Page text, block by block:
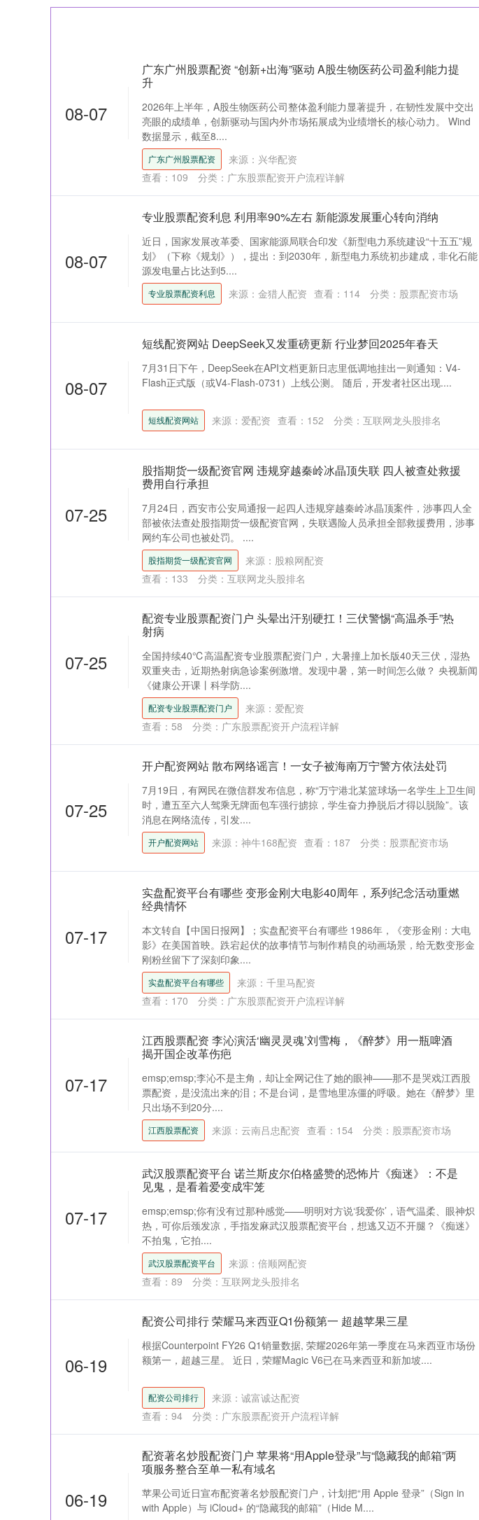
08-07
广东广州股票配资 “创新+出海”驱动 A股生物医药公司盈利能力提
升
2026年上半年，A股生物医药公司整体盈利能力显著提升，在韧性发展中交出
亮眼的成绩单，创新驱动与国内外市场拓展成为业绩增长的核心动力。 Wind
数据显示，截至8....
广东广州股票配资
来源：兴华配资
查看： 109 分类： 广东股票配资开户流程详解
08-07
专业股票配资利息 利用率90%左右 新能源发展重心转向消纳
近日，国家发展改革委、国家能源局联合印发《新型电力系统建设“十五五”规
划》（下称《规划》），提出：到2030年，新型电力系统初步建成，非化石能
源发电量占比达到5....
专业股票配资利息 来源：金猎人配资 查看： 114 分类： 股票配资市场
08-07
短线配资网站 DeepSeek又发重磅更新 行业梦回2025年春天
7月31日下午，DeepSeek在API文档更新日志里低调地挂出一则通知：V4-
Flash正式版（或V4-Flash-0731）上线公测。 随后，开发者社区出现....
短线配资网站 来源：爱配资 查看： 152 分类： 互联网龙头股排名
07-25
股指期货一级配资官网 违规穿越秦岭冰晶顶失联 四人被查处救援
费用自行承担
7月24日，西安市公安局通报一起四人违规穿越秦岭冰晶顶案件，涉事四人全
部被依法查处股指期货一级配资官网，失联遇险人员承担全部救援费用，涉事
网约车公司也被处罚。 ....
股指期货一级配资官网
来源：股粮网配资
查看： 133 分类： 互联网龙头股排名
07-25
配资专业股票配资门户 头晕出汗别硬扛！三伏警惕“高温杀手”热
射病
全国持续40℃高温配资专业股票配资门户，大暑撞上加长版40天三伏，湿热
双重夹击，近期热射病急诊案例激增。发现中暑，第一时间怎么做？ 央视新闻
《健康公开课丨科学防....
配资专业股票配资门户
来源：爱配资
查看： 58 分类： 广东股票配资开户流程详解
07-25
开户配资网站 散布网络谣言！一女子被海南万宁警方依法处罚
7月19日，有网民在微信群发布信息，称“万宁港北某篮球场一名学生上卫生间
时，遭五至六人驾乘无牌面包车强行掳掠，学生奋力挣脱后才得以脱险”。该
消息在网络流传，引发....
开户配资网站 来源：神牛168配资 查看： 187 分类： 股票配资市场
07-17
实盘配资平台有哪些 变形金刚大电影40周年，系列纪念活动重燃
经典情怀
本文转自【中国日报网】；实盘配资平台有哪些 1986年，《变形金刚：大电
影》在美国首映。跌宕起伏的故事情节与制作精良的动画场景，给无数变形金
刚粉丝留下了深刻印象....
实盘配资平台有哪些
来源：千里马配资
查看： 170 分类： 广东股票配资开户流程详解
07-17
江西股票配资 李沁演活‘幽灵灵魂’刘雪梅，《醉梦》用一瓶啤酒
揭开国企改革伤疤
emsp;emsp;李沁不是主角，却让全网记住了她的眼神——那不是哭戏江西股
票配资，是没流出来的泪；不是台词，是雪地里冻僵的呼吸。她在《醉梦》里
只出场不到20分....
江西股票配资 来源：云南吕忠配资 查看： 154 分类： 股票配资市场
07-17
武汉股票配资平台 诺兰斯皮尔伯格盛赞的恐怖片《痴迷》：不是
见鬼，是看着爱变成牢笼
emsp;emsp;你有没有过那种感觉——明明对方说‘我爱你’，语气温柔、眼神炽
热，可你后颈发凉，手指发麻武汉股票配资平台，想逃又迈不开腿？《痴迷》
不拍鬼，它拍....
武汉股票配资平台
来源：倍顺网配资
查看： 89 分类： 互联网龙头股排名
06-19
配资公司排行 荣耀马来西亚Q1份额第一 超越苹果三星
根据Counterpoint FY26 Q1销量数据, 荣耀2026年第一季度在马来西亚市场份
额第一，超越三星。 近日，荣耀Magic V6已在马来西亚和新加坡....
配资公司排行
来源：诚富诚达配资
查看： 94 分类： 广东股票配资开户流程详解
06-19
配资著名炒股配资门户 苹果将“用Apple登录”与“隐藏我的邮箱”两
项服务整合至单一私有域名
苹果公司近日宣布配资著名炒股配资门户，计划把“用 Apple 登录”（Sign in
with Apple）与 iCloud+ 的“隐藏我的邮箱”（Hide M....